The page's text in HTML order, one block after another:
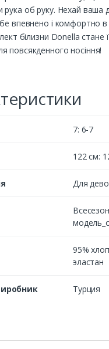
об руку. Нехай ваша
впевнено і комфортно
білизни Donella стане
повсякденного носіння!
7: 6-7
122 см:
Для
95%
эластан
Турция